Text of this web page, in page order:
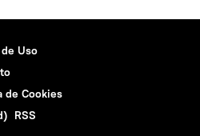
Uso
de Cookies
RSS